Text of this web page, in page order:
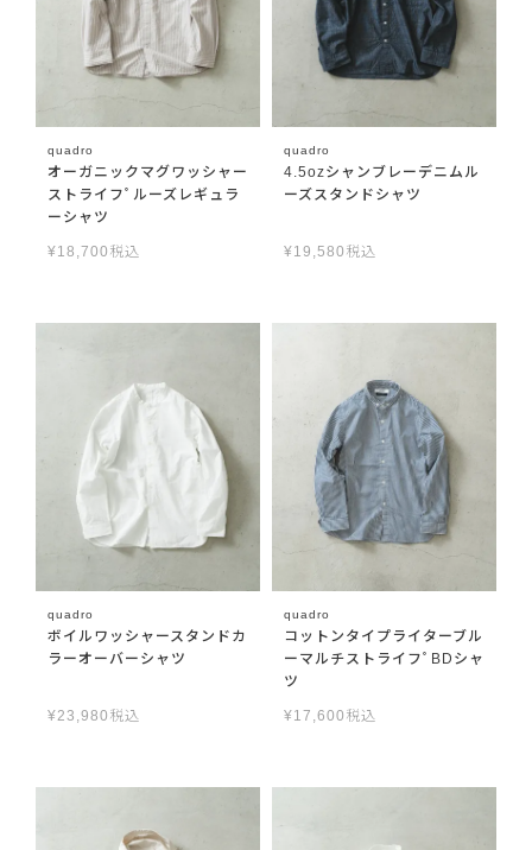
quadro
オーガニックマグワッシャー
ストライフﾟルーズレギュラ
ーシャツ
¥18,700 税込
quadro
4.5ozシャンブレーデニムル
ーズスタンドシャツ
¥19,580 税込
quadro
ボイルワッシャースタンドカ
ラーオーバーシャツ
¥23,980 税込
quadro
コットンタイプライターブル
ーマルチストライフﾟBDシャ
ツ
¥17,600 税込